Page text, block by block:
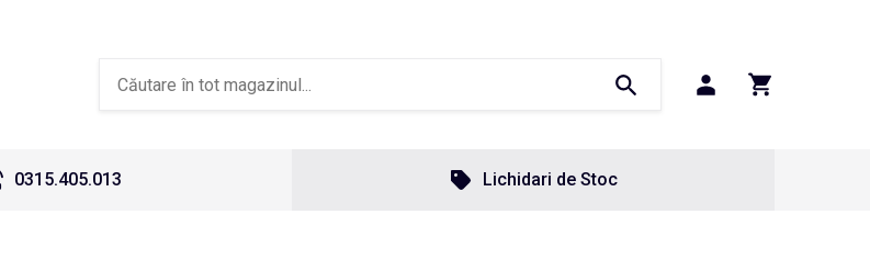
0315.405.013 Lichidari de Stoc